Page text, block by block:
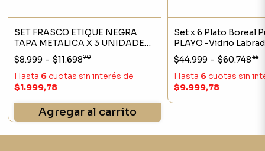
SET FRASCO ETIQUE NEGRA
TAPA METALICA X 3 UNIDADES
MEDIANO
$8.999 - $11.69870
Hasta 6cuotas sin interés de
$1.999,78
Agregar al carrito
Set x 6 Plato Boreal
PLAYO -Vidrio
$44.999 - $60.74865
Hasta 6 cuotas sin
$9.999,78